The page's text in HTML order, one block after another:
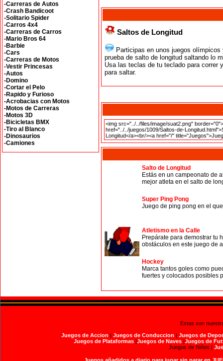
-Carreras de Autos
-Crash Bandicoot
-Solitario Spider
-Carros 4x4
-Carreras de Carros
-Mario Bros 64
-Barbie
-Cars
-Carreras de Motos
-Vestir Princesas
-Autos
-Domino
-Cortar el Pelo
-Rapido y Furioso
-Acrobacias con Motos
-Motos de Carreras
-Motos 3D
-Bicicletas BMX
-Tiro al Blanco
-Dinosaurios
-Camiones
Saltos de Longitud
Participas en unos juegos
prueba de salto de longitud saltando lo
Usa las teclas de tu teclado para correr
para saltar.
Salto de Longitud
Estás en un campeonato de
mejor atleta en el salto de
Super Ping Pong
Juego de ping pong en el
Atletismo en la Calle
Prepárate para demostrar tu
obstáculos en este juego de
Hockey
Marca tantos goles como
fuertes y colocados posibles
Estas son
Juegos de Accion | Juegos de Conduccion | Juegos de
Juegos de Plataformas|Juegos de Naves|Juegos de
Juegos de Niños |